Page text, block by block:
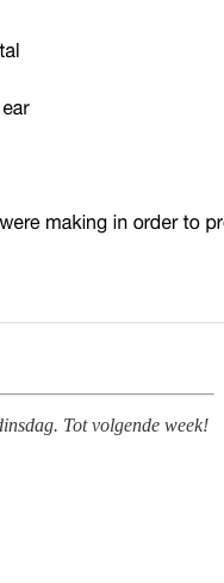
Tot volgende week!